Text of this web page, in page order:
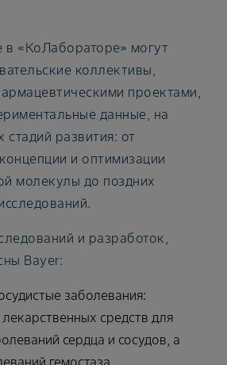
в «КоЛабораторе» могут
коллективы,
проектами,
данные, на
развития: от
и оптимизации
молекулы до поздних
и разработок,
Bayer:
заболевания:
средств для
сердца и сосудов, а
гемостаза.